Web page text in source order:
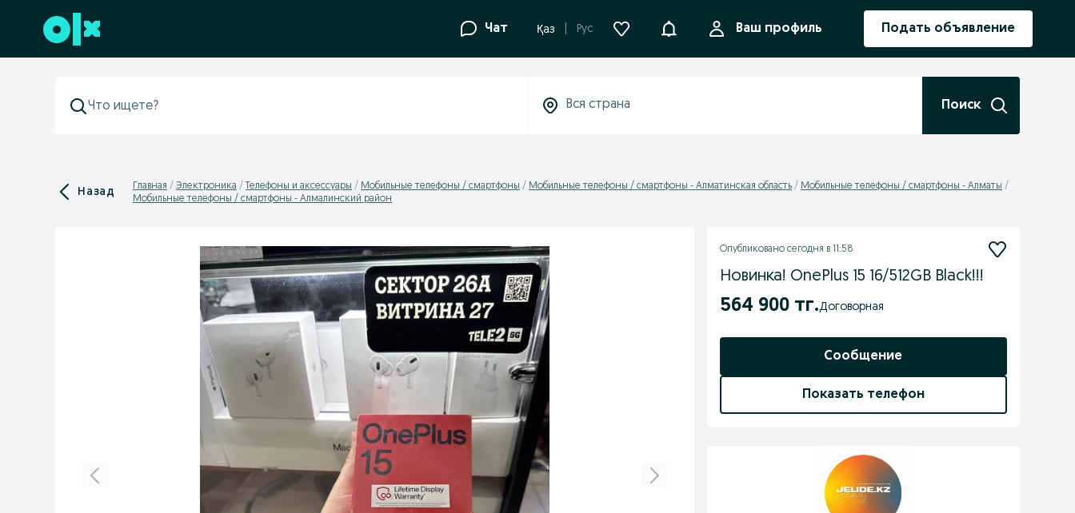
Перейти к нижнему колонтитулу Чат Қаз Рус УведомленияВаш профиль Подать объявление
Поиск
Назад Главная Электроника Телефоны и аксессуары Мобильные телефоны / смартфоны Мобильные телефоны / смартфоны - Алматинская область
Мобильные телефоны / смартфоны - Алматы
Мобильные телефоны / смартфоны - Алмалинский район
Опубликовано сегодня в 11:58
Новинка! OnePlus 15 16/512GB Black!!!
564 900 тг. Договорная
Сообщение
Показать телефон